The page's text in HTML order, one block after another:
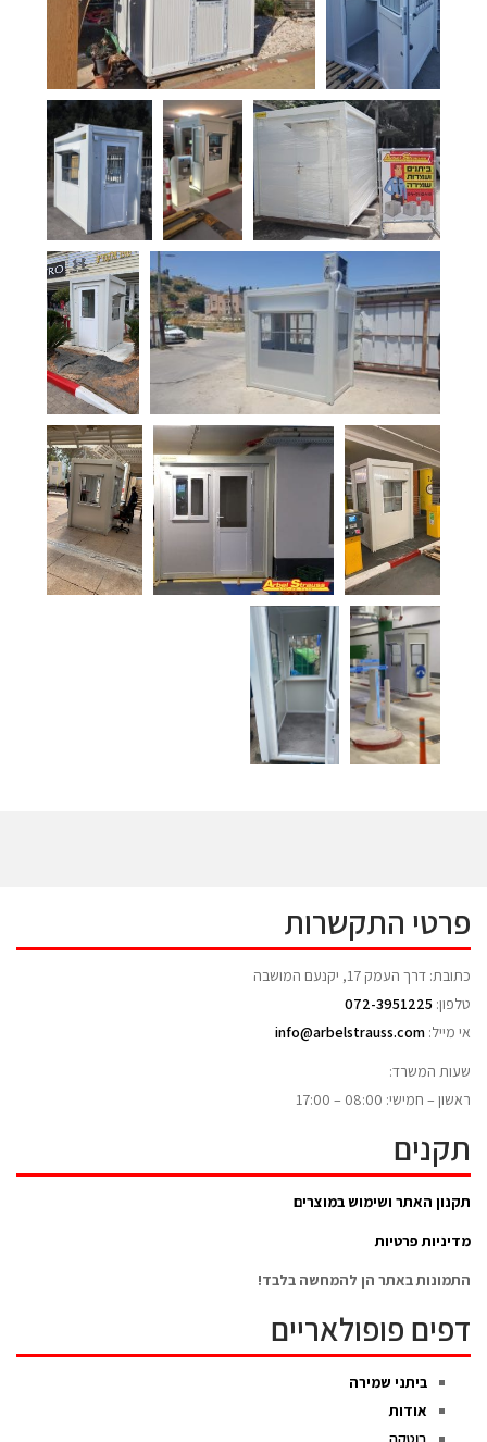
פרטי התקשרות
כתובת: דרך העמק 17, יקנעם המושבה
טלפון: 072-3951225
אי מייל: info@arbelstrauss.com
שעות המשרד:
ראשון – חמישי: 08:00 – 17:00
תקנים
תקנון האתר ושימוש במוצרים
מדיניות פרטיות
התמונות באתר הן להמחשה בלבד!
דפים פופולאריים
ביתני שמירה
אודות